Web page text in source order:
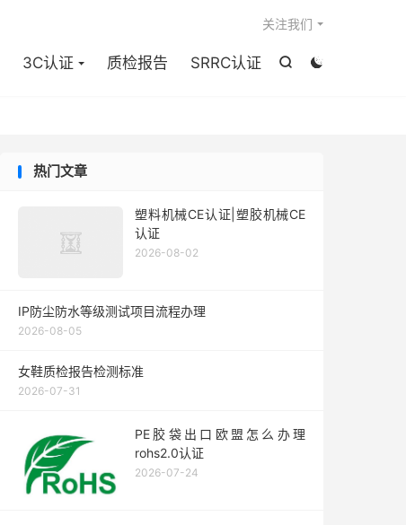


3C认证 质检报告 SRRC认证
关注我们
热门文章
塑料机械CE认证|塑胶机械CE
认证
2026-08-02
IP防尘防水等级测试项目流程办理
2026-08-05
女鞋质检报告检测标准
2026-07-31
PE胶袋出口欧盟怎么办理
rohs2.0认证
2026-07-24